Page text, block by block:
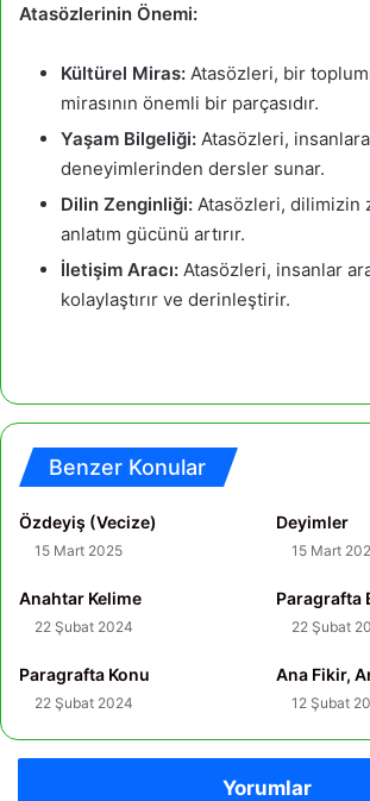
Atasözlerinin Önemi:
Kültürel Miras: Atasözleri, bir
mirasının önemli bir parçasıdır.
Yaşam Bilgeliği: Atasözleri,
deneyimlerinden dersler sunar.
Dilin Zenginliği: Atasözleri, dilimizin
anlatım gücünü artırır.
İletişim Aracı: Atasözleri, insanlar
kolaylaştırır ve derinleştirir.
Benzer Konular
Özdeyiş (Vecize)
15 Mart 2025
Deyimler
15 Mart
Anahtar Kelime
22 Şubat 2024
Paragrafta
22 Şubat
Paragrafta Konu
22 Şubat 2024
Ana Fikir,
12 Şubat
Yorumlar